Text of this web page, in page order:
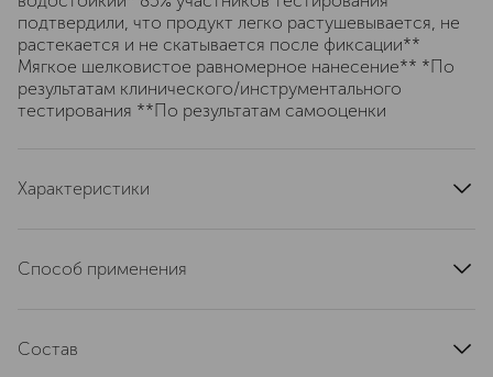
подтвердили, что продукт легко растушевывается, не
растекается и не скатывается после фиксации**
Мягкое шелковистое равномерное нанесение** *По
результатам клинического/инструментального
тестирования **По результатам самооценки
Характеристики
артикул
Способ применения
глаза. Используйте скошенную кисточку, чтобы
Состав